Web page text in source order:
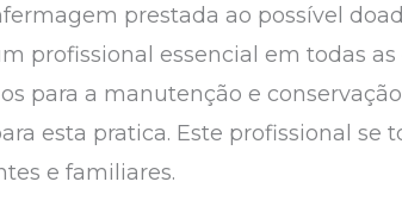
prestada ao possível
profissional essencial em todas as
para a manutenção e
esta pratica. Este profissional se
e familiares.